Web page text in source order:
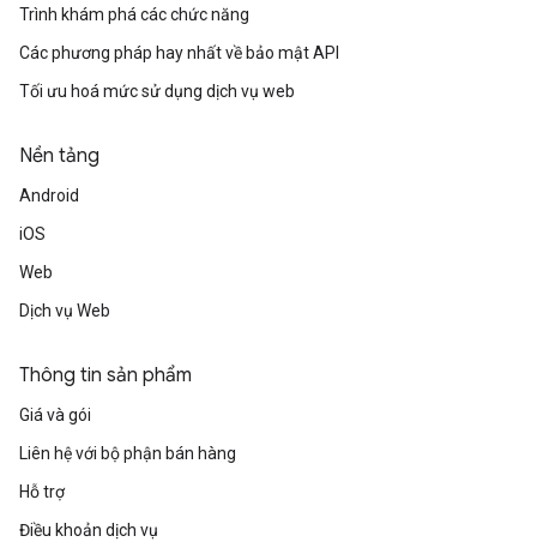
Trình khám phá các chức năng
Các phương pháp hay nhất về bảo mật API
Tối ưu hoá mức sử dụng dịch vụ web
Nền tảng
Android
iOS
Web
Dịch vụ Web
Thông tin sản phẩm
Giá và gói
Liên hệ với bộ phận bán hàng
Hỗ trợ
Điều khoản dịch vụ